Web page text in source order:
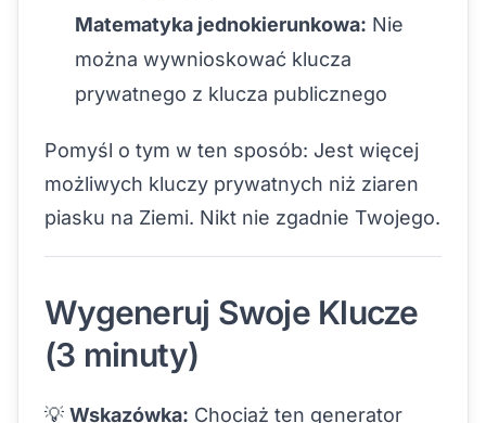
Matematyka jednokierunkowa: Nie
można wywnioskować klucza
prywatnego z klucza publicznego
Pomyśl o tym w ten sposób: Jest więcej
możliwych kluczy prywatnych niż ziaren
piasku na Ziemi. Nikt nie zgadnie Twojego.
Wygeneruj Swoje Klucze
(3 minuty)
💡 Wskazówka: Chociaż ten generator